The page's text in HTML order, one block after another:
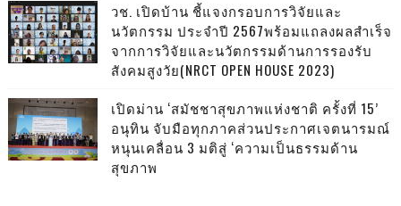
วช. เปิดบ้าน ชี้แจงกรอบการวิจัยและ
นวัตกรรม ประจำปี 2567พร้อมแถลงผลสำเร็จ
จากการวิจัยและนวัตกรรมด้านการรองรับ
สังคมสูงวัย(NRCT OPEN HOUSE 2023)
เปิดม่าน ‘สมัชชาสุขภาพแห่งชาติ ครั้งที่ 15’
อนุทิน จับมือทุกภาคส่วนประกาศเจตนารมณ์
หนุนเคลื่อน 3 มติสู่ ‘ความเป็นธรรมด้าน
สุขภาพ